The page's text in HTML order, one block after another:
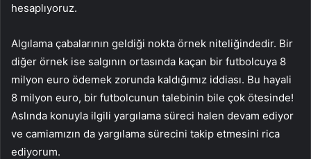
hesaplıyoruz.
Algılama çabalarının geldiği nokta örnek niteliğindedir. Bir
diğer örnek ise salgının ortasında kaçan bir futbolcuya 8
milyon euro ödemek zorunda kaldığımız iddiası. Bu hayali
8 milyon euro, bir futbolcunun talebinin bile çok ötesinde!
Aslında konuyla ilgili yargılama süreci halen devam ediyor
ve camiamızın da yargılama sürecini takip etmesini rica
ediyorum.